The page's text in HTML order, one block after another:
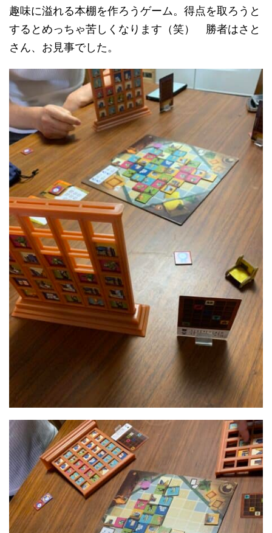
趣味に溢れる本棚を作ろうゲーム。得点を取ろうと
するとめっちゃ苦しくなります（笑） 勝者はさと
さん、お見事でした。